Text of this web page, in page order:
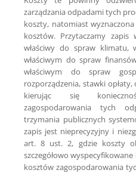
zarządzania odpadami tych
koszty, natomiast
kosztów. Przytaczamy
właściwy do spraw
właściwym do spraw
właściwym do spraw
rozporządzenia, stawki
kierując się
zagospodarowania tych
trzymania publicznych
zapis jest nieprecyzyjny i
art. 8 ust. 2, gdzie koszty
szczegółowo
kosztów zagospodarowania